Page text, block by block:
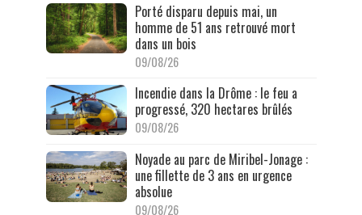
Porté disparu depuis mai, un
homme de 51 ans retrouvé mort
dans un bois
09/08/26
Incendie dans la Drôme : le feu a
progressé, 320 hectares brûlés
09/08/26
Noyade au parc de Miribel-Jonage :
une fillette de 3 ans en urgence
absolue
09/08/26